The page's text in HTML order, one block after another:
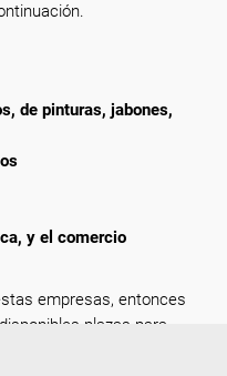
de pinturas, jabones,
y el comercio
empresas, entonces
plazas para